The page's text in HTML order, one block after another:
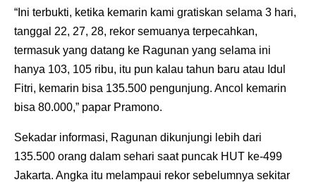
“Ini terbukti, ketika kemarin kami gratiskan selama 3 hari,
tanggal 22, 27, 28, rekor semuanya terpecahkan,
termasuk yang datang ke Ragunan yang selama ini
hanya 103, 105 ribu, itu pun kalau tahun baru atau Idul
Fitri, kemarin bisa 135.500 pengunjung. Ancol kemarin
bisa 80.000,” papar Pramono.
Sekadar informasi, Ragunan dikunjungi lebih dari
135.500 orang dalam sehari saat puncak HUT ke-499
Jakarta. Angka itu melampaui rekor sebelumnya sekitar